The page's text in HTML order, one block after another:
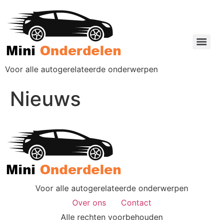
Voor alle autogerelateerde onderwerpen
Nieuws
Voor alle autogerelateerde onderwerpen
Over ons
Contact
Alle rechten voorbehouden